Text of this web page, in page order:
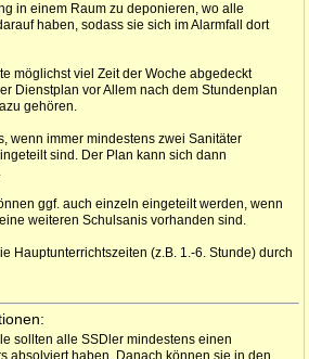
in einem Raum zu deponieren, wo alle
haben, sodass sie sich im Alarmfall dort
möglichst viel Zeit der Woche abgedeckt
Dienstplan vor Allem nach dem Stundenplan
gehören.
wenn immer mindestens zwei Sanitäter
sind. Der Plan kann sich dann
ggf. auch einzeln eingeteilt werden, wenn
weiteren Schulsanis vorhanden sind.
Hauptunterrichtszeiten (z.B. 1.-6. Stunde) durch
sollten alle SSDler mindestens einen
absolviert haben. Danach können sie in den